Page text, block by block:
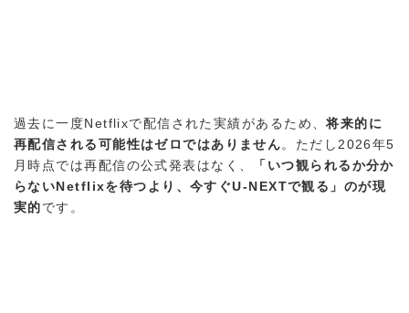
過去に一度Netflixで配信された実績があるため、将来的に
再配信される可能性はゼロではありません。ただし2026年5
月時点では再配信の公式発表はなく、
「いつ観られるか分か
らないNetflixを待つより、今すぐU-NEXTで観る」のが現
実的です。